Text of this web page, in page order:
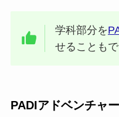
学科部分を
せることもで
PADIアドベンチャ